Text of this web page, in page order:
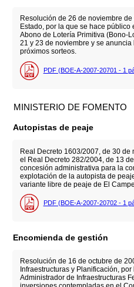
Resolución de 26 de noviembre
Estado, por la que se hace público
Abono de Lotería Primitiva (Bono-
21 y 23 de noviembre y se
próximos sorteos.
PDF (BOE-A-2007-20701 - 1
MINISTERIO DE FOMENTO
Autopistas de peaje
Real Decreto 1603/2007, de 30 de
el Real Decreto 282/2004, de 13
concesión administrativa para la
explotación de la autopista de
variante libre de peaje de El
PDF (BOE-A-2007-20702 - 1
Encomienda de gestión
Resolución de 16 de octubre de
Infraestructuras y Planificación,
Administrador de Infraestructuras